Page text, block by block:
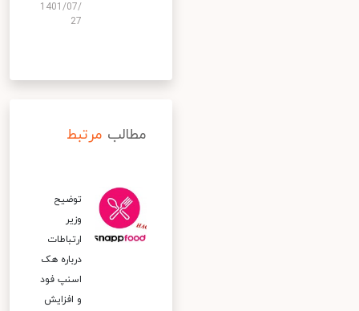
1401/07/
27
مطالب مرتبط
توضیح
وزیر
ارتباطات
درباره هک
اسنپ‌ فود
و افزایش